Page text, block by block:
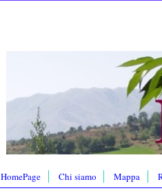
HomePage Chi siamo Mappa